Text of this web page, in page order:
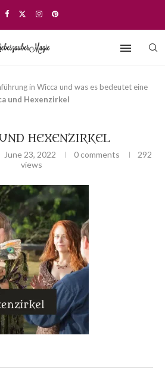
in Wicca und was es bedeutet eine
und Hexenzirkel
HEXENZIRKEL
June 23, 2022 0 comments
292
views